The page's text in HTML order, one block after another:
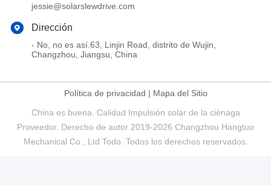
jessie@solarslewdrive.com
Dirección
- No, no es así.63, Linjin Road, distrito de Wujin,
Changzhou, Jiangsu, China
Política de privacidad | Mapa del Sitio
China es buena. Calidad Impulsión solar de la ciénaga
Proveedor. Derecho de autor 2019-2026 Changzhou Hangtuo
Mechanical Co., Ltd Todo. Todos los derechos reservados.